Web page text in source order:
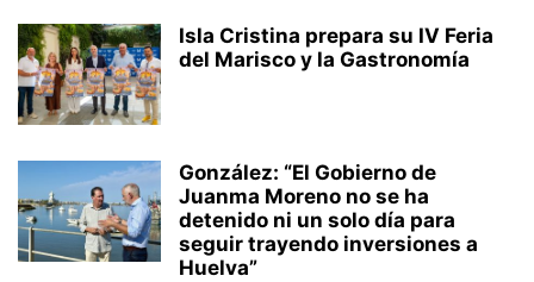
Isla Cristina prepara su IV Feria
del Marisco y la Gastronomía
González: “El Gobierno de
Juanma Moreno no se ha
detenido ni un solo día para
seguir trayendo inversiones a
Huelva”